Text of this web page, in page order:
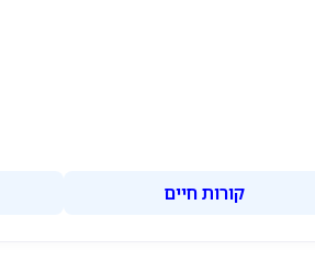
קורות חיים